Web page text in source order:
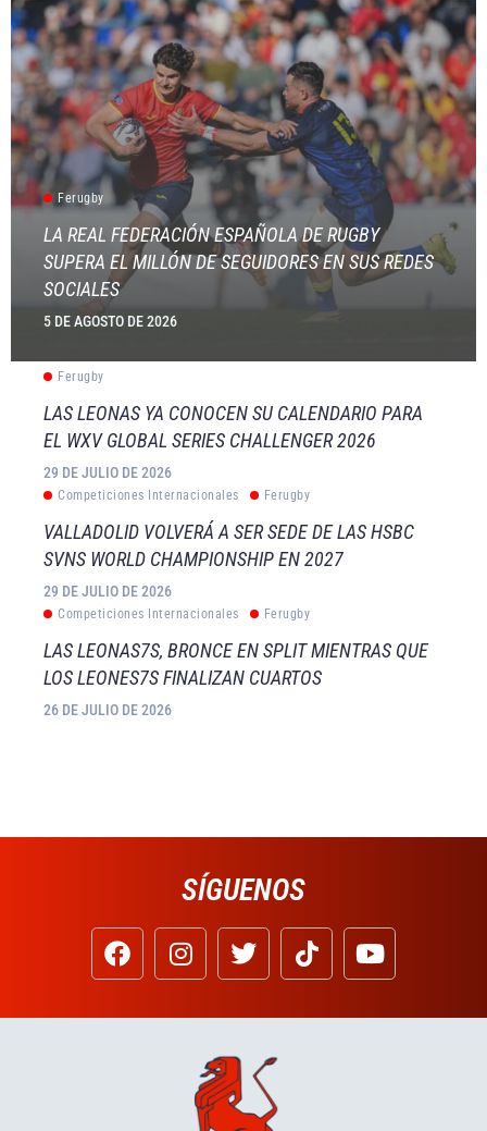
Ferugby
LA REAL FEDERACIÓN ESPAÑOLA DE RUGBY
SUPERA EL MILLÓN DE SEGUIDORES EN SUS REDES
SOCIALES
5 DE AGOSTO DE 2026
Ferugby
LAS LEONAS YA CONOCEN SU CALENDARIO PARA
EL WXV GLOBAL SERIES CHALLENGER 2026
29 DE JULIO DE 2026
Competiciones Internacionales Ferugby
VALLADOLID VOLVERÁ A SER SEDE DE LAS HSBC
SVNS WORLD CHAMPIONSHIP EN 2027
29 DE JULIO DE 2026
Competiciones Internacionales Ferugby
LAS LEONAS7S, BRONCE EN SPLIT MIENTRAS QUE
LOS LEONES7S FINALIZAN CUARTOS
26 DE JULIO DE 2026
SÍGUENOS